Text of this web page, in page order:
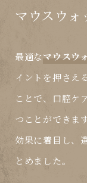
マウスウォ
最適なマウスウ
イントを押さえ
ことで、口腔ケ
つことができま
効果に着目し、
とめました。